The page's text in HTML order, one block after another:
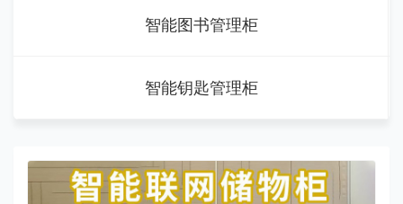
智能图书管理柜
智能钥匙管理柜